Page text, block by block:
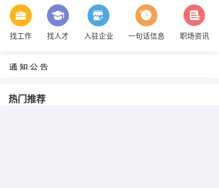
找工作 找人才 入驻企业 一句话信息 职场资讯
热门推荐